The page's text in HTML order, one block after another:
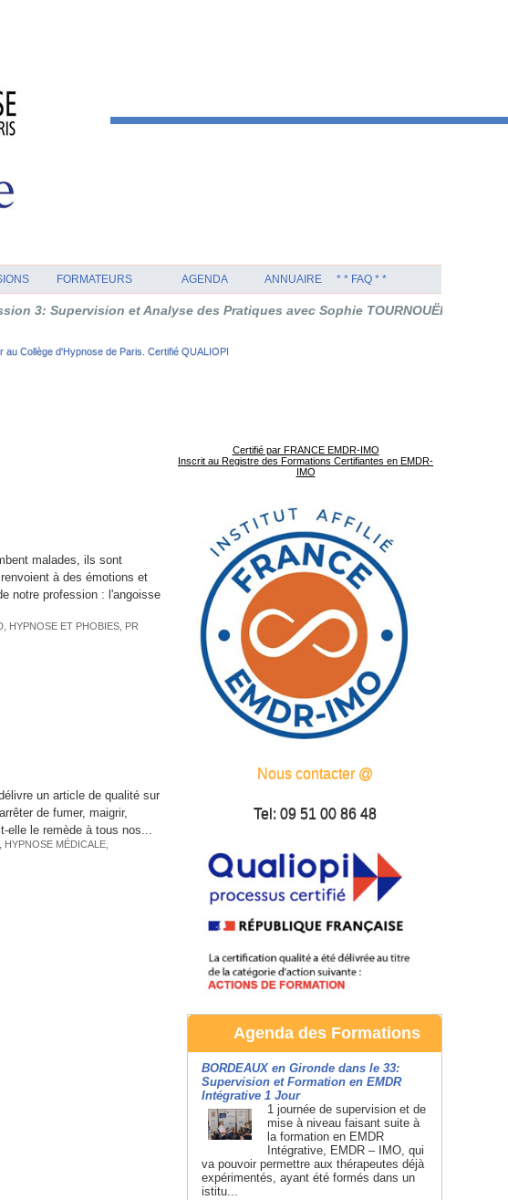
FORMATEURS AGENDA ANNUAIRE * * FAQ * *
et Analyse des Pratiques avec Sophie TOURNOUËR en Thérapie Orientée
Collège d'Hypnose de Paris. Certifié QUALIOPI
malades, ils sont
à des émotions et
notre profession : l'angoisse
HYPNOSE ET PHOBIES PR
un article de qualité sur
de fumer, maigrir,
elle le remède à tous nos...
HYPNOSE MÉDICALE
Certifié par FRANCE EMDR-IMO
Inscrit au Registre des Formations Certifiantes en EMDR-
IMO
Nous contacter @
Tel: 09 51 00 86 48
Agenda des Formations
BORDEAUX en Gironde dans le 33:
Supervision et Formation en EMDR
Intégrative 1 Jour
1 journée de supervision et de
mise à niveau faisant suite à
la formation en EMDR
Intégrative, EMDR – IMO, qui
va pouvoir permettre aux thérapeutes déjà
expérimentés, ayant été formés dans un
istitu...